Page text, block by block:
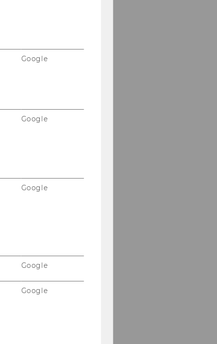
Google
Google
Google
Google
Google